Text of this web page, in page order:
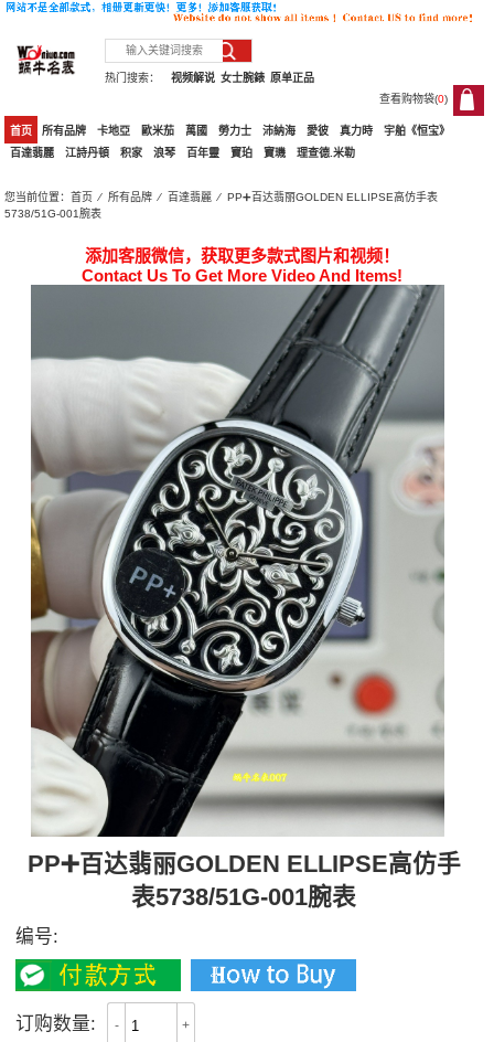
热门搜索： 原单正品
女士腕錶
视频解说
查看购物袋(0)
0
首页 所有品牌 卡地亞 歐米茄 萬國 勞力士 沛納海 愛彼 真力時
宇舶《恒宝》
百達翡麗
江詩丹頓 积家 浪琴 百年靈 寶珀 寶璣 理查德.米勒
您当前位置：首页 ⁄所有品牌 ⁄ 百達翡麗 ⁄ PP➕百达翡丽GOLDEN ELLIPSE高仿手表
5738/51G-001腕表
添加客服微信，获取更多款式图片和视频！
Contact Us To Get More Video And Items!
PP➕百达翡丽GOLDEN ELLIPSE高仿手
表5738/51G-001腕表
编号:
订购数量: - +